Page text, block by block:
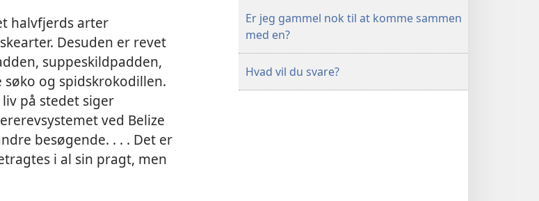
halvfjerds arter
Desuden er revet
suppeskildpadden,
og spidskrokodillen.
på stedet siger
ved Belize
besøgende. . . . Det er
i al sin pragt, men
Er jeg gammel nok til at komme sammen
med en?
Hvad vil du svare?